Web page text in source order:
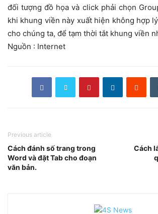
đối tượng đồ họa và click phải chọn
khi khung viền này xuất hiện không hợp
cho chúng ta, để tạm thời tắt khung viền
Nguồn : Internet
Previous article
Cách đánh số trang trong
Word và đặt Tab cho đoạn
văn bản.
Cách